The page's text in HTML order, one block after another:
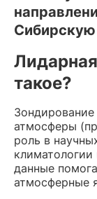
такое?
Зондирование
атмосферы
роль в
данные
атмосферные